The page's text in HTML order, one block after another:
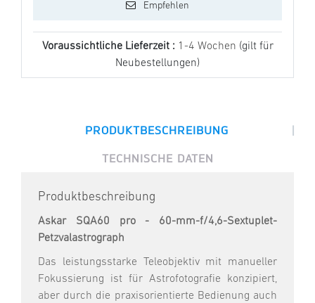
Empfehlen
Voraussichtliche Lieferzeit : 1-4 Wochen (gilt für
Neubestellungen)
PRODUKTBESCHREIBUNG |
TECHNISCHE DATEN
Produktbeschreibung
Askar SQA60 pro - 60-mm-f/4,6-Sextuplet-
Petzvalastrograph
Das leistungsstarke Teleobjektiv mit manueller
Fokussierung ist für Astrofotografie konzipiert,
aber durch die praxisorientierte Bedienung auch